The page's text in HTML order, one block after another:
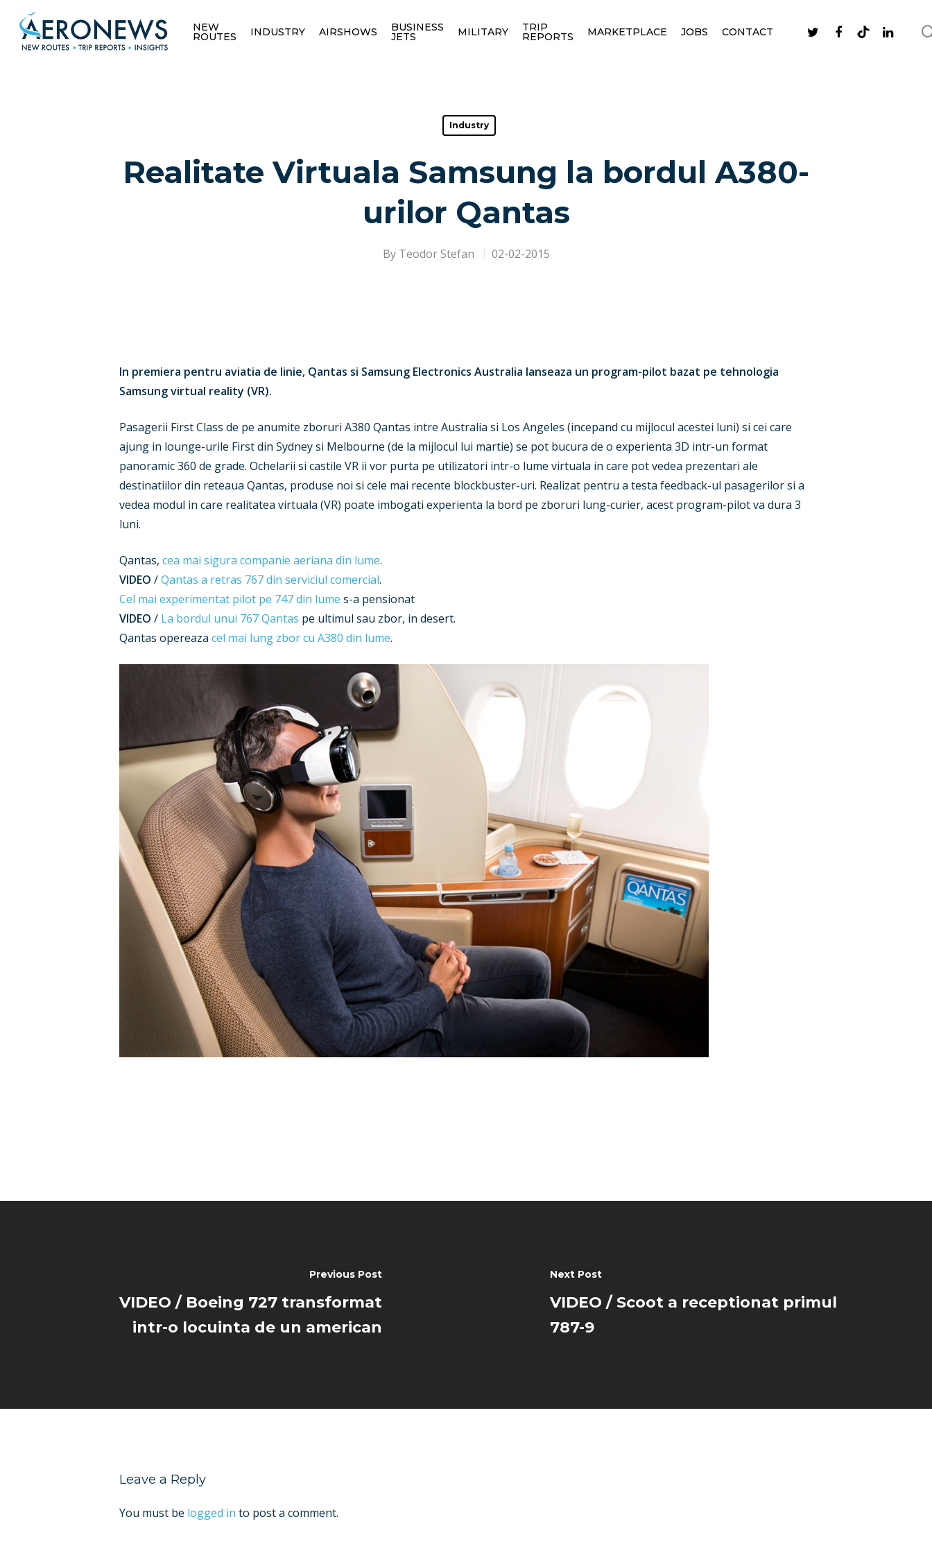
NEW
ROUTES INDUSTRY AIRSHOWS BUSINESS
JETS MILITARY TRIP
REPORTS MARKETPLACE JOBS CONTACT
Industry
Realitate Virtuala Samsung la bordul A380-
urilor Qantas
By Teodor Stefan 02-02-2015
In premiera pentru aviatia de linie, Qantas si Samsung Electronics Australia lanseaza un program-pilot bazat pe tehnologia
Samsung virtual reality (VR).
Pasagerii First Class de pe anumite zboruri A380 Qantas intre Australia si Los Angeles (incepand cu mijlocul acestei luni) si cei care
ajung in lounge-urile First din Sydney si Melbourne (de la mijlocul lui martie) se pot bucura de o experienta 3D intr-un format
panoramic 360 de grade. Ochelarii si castile VR ii vor purta pe utilizatori intr-o lume virtuala in care pot vedea prezentari ale
destinatiilor din reteaua Qantas, produse noi si cele mai recente blockbuster-uri. Realizat pentru a testa feedback-ul pasagerilor si a
vedea modul in care realitatea virtuala (VR) poate imbogati experienta la bord pe zboruri lung-curier, acest program-pilot va dura 3
luni.
Qantas, cea mai sigura companie aeriana din lume.
VIDEO /Qantas a retras 767 din serviciul comercial.
Cel mai experimentat pilot pe 747 din lume s-a pensionat
VIDEO / La bordul unui 767 Qantas pe ultimul sau zbor, in desert.
Qantas opereaza cel mai lung zbor cu A380 din lume.
Previous Post
VIDEO / Boeing 727 transformat
intr-o locuinta de un american
Next Post
VIDEO / Scoot a receptionat primul
787-9
Leave a Reply
You must be logged in to post a comment.